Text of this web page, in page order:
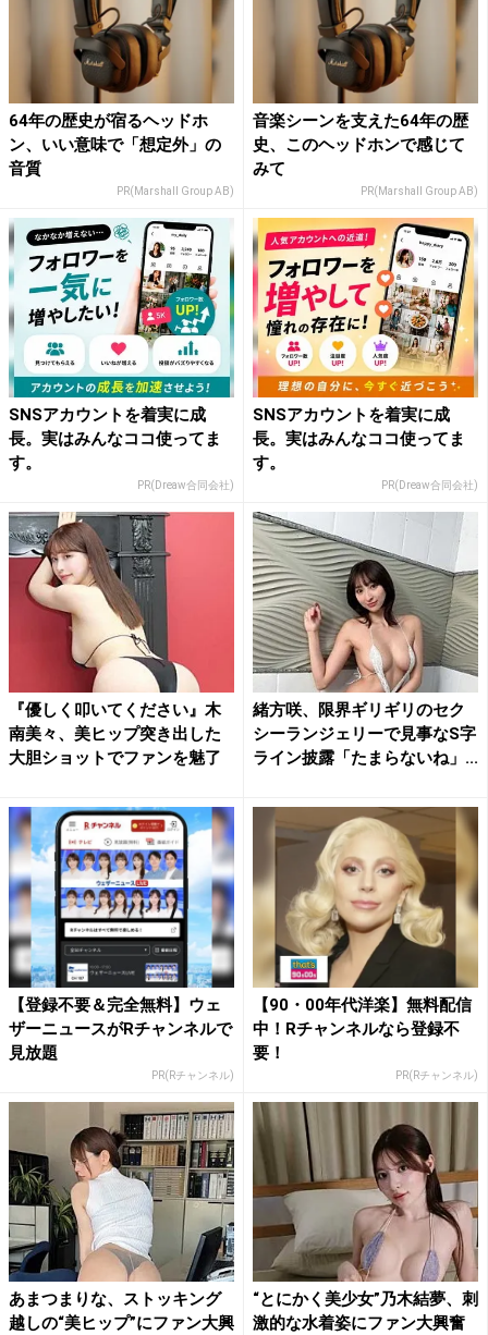
64年の歴史が宿るヘッドホ
ン、いい意味で「想定外」の
音質
PR(Marshall Group AB)
音楽シーンを支えた64年の歴
史、このヘッドホンで感じて
みて
PR(Marshall Group AB)
SNSアカウントを着実に成
長。実はみんなココ使ってま
す。
PR(Dreaw合同会社)
SNSアカウントを着実に成
長。実はみんなココ使ってま
す。
PR(Dreaw合同会社)
『優しく叩いてください』木
南美々、美ヒップ突き出した
大胆ショットでファンを魅了
緒方咲、限界ギリギリのセク
シーランジェリーで見事なS字
ライン披露「たまらないね」...
【登録不要＆完全無料】ウェ
ザーニュースがRチャンネルで
見放題
PR(Rチャンネル)
【90・00年代洋楽】無料配信
中！Rチャンネルなら登録不
要！
PR(Rチャンネル)
あまつまりな、ストッキング
越しの“美ヒップ”にファン大興
“とにかく美少女”乃木結夢、刺
激的な水着姿にファン大興奮